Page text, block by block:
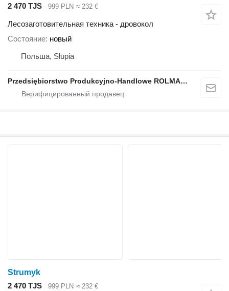
2 470 TJS 999 PLN ≈ 232 €
Лесозаготовительная техника - дровокол
Состояние новый
Польша, Słupia
Przedsiębiorstwo Produkcyjno-Handlowe ROLMAPOL Marcin Dziekan
Strumyk
2 470 TJS
999 PLN ≈ 232 €